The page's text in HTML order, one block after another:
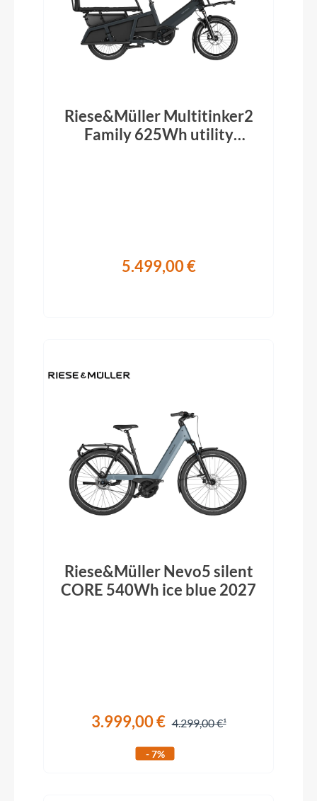
Riese&Müller Multitinker2
Family 625Wh utility
5.499,00 €
Riese&Müller Nevo5 silent
CORE 540Wh ice blue 2027
3.999,00 € 4.299,00 €
- 7%